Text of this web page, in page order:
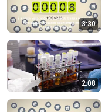
3:30
2:08